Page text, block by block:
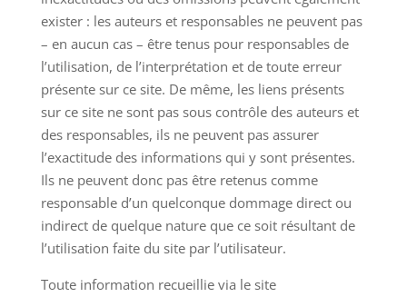
exister : les auteurs et responsables ne peuvent pas
– en aucun cas – être tenus pour responsables de
l’utilisation, de l’interprétation et de toute erreur
présente sur ce site. De même, les liens présents
sur ce site ne sont pas sous contrôle des auteurs et
des responsables, ils ne peuvent pas assurer
l’exactitude des informations qui y sont présentes.
Ils ne peuvent donc pas être retenus comme
responsable d’un quelconque dommage direct ou
indirect de quelque nature que ce soit résultant de
l’utilisation faite du site par l’utilisateur.
Toute information recueillie via le site